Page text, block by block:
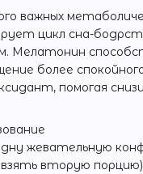
важных
цикл сна-
Мелатонин
более
помогая
жевательную
вторую